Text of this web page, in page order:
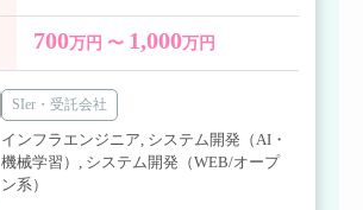
700万円 〜 1,000万円
SIer・受託会社
インフラエンジニア, システム開発（AI・
機械学習） , システム開発（WEB/オープ
ン系）